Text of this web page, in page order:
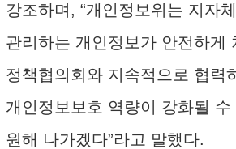
강조하며, “개인정보위는 지자
관리하는 개인정보가 안전하게
정책협의회와 지속적으로 협력
개인정보보호 역량이 강화될 수
원해 나가겠다”라고 말했다.